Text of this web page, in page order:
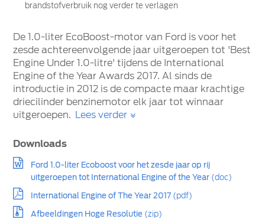
brandstofverbruik nog verder te verlagen
De 1.0-liter EcoBoost-motor van Ford is voor het
zesde achtereenvolgende jaar uitgeroepen tot 'Best
Engine Under 1.0-litre' tijdens de International
Engine of the Year Awards 2017. Al sinds de
introductie in 2012 is de compacte maar krachtige
driecilinder benzinemotor elk jaar tot winnaar
uitgeroepen. Lees verder
Downloads
Ford 1.0-liter Ecoboost voor het zesde jaar op rij
uitgeroepen tot International Engine of the Year (doc)
International Engine of The Year 2017 (pdf)
Afbeeldingen Hoge Resolutie (zip)